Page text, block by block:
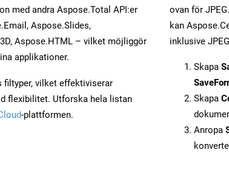
med andra Aspose.Total API:er
Aspose.Slides,
Aspose.HTML – vilket möjliggör
applikationer.
filtyper, vilket effektiviserar
flexibilitet. Utforska hela listan
-plattformen.
ovan för
kan
inklusive
Skapa
Skapa
Anropa